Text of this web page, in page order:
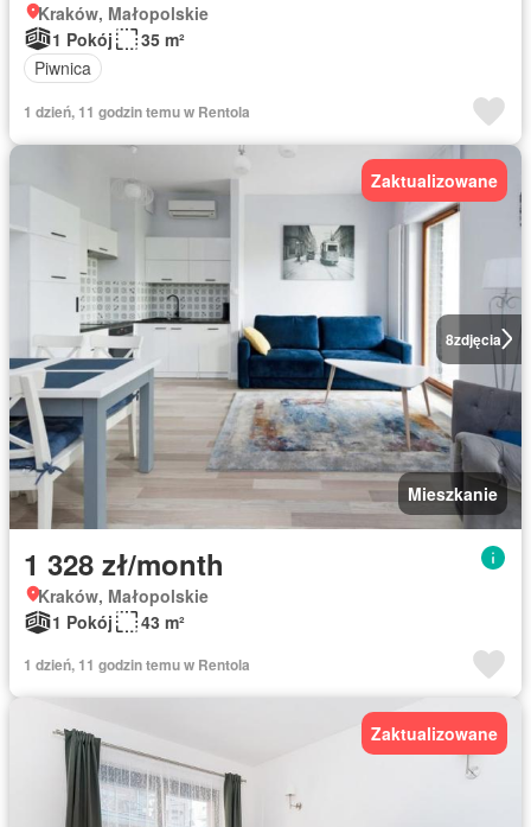
Kraków, Małopolskie
1 Pokój
35 m²
Piwnica
1 dzień, 11 godzin temu w Rentola
8zdjęcia
Zaktualizowane
Mieszkanie
1 328 zł/month
Kraków, Małopolskie
1 Pokój
43 m²
1 dzień, 11 godzin temu w Rentola
Zaktualizowane